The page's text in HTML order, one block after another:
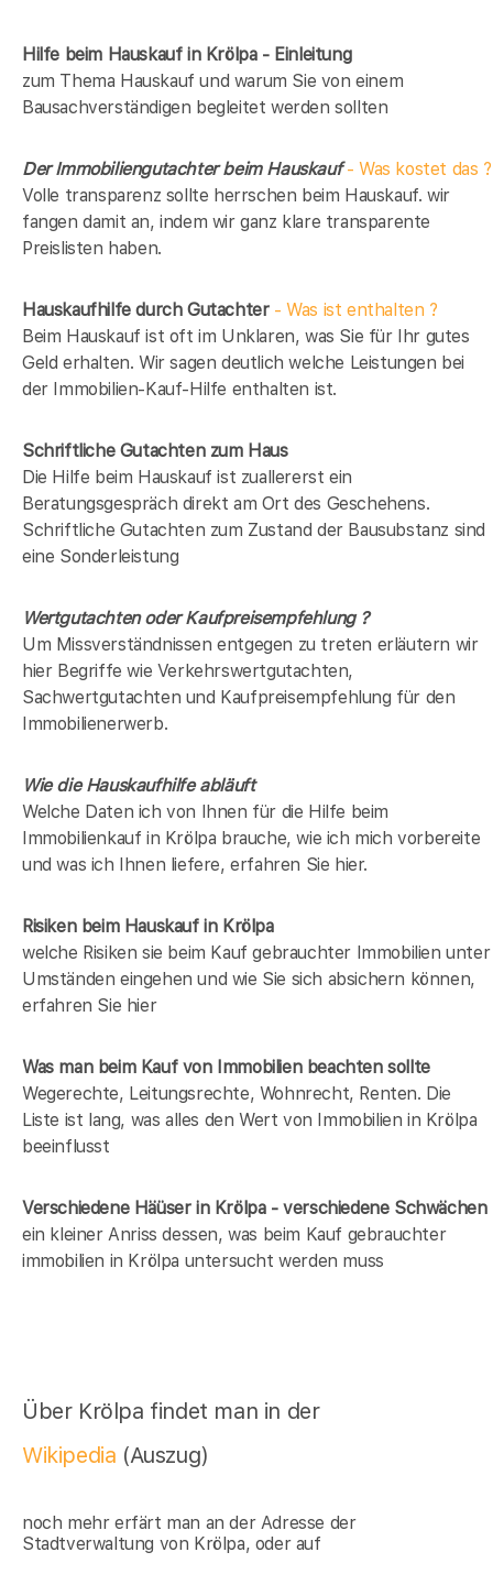
Hilfe beim Hauskauf in Krölpa - Einleitung
zum Thema Hauskauf und warum Sie von einem
Bausachverständigen begleitet werden sollten
Der Immobiliengutachter beim Hauskauf- Was kostet das ?
Volle transparenz sollte herrschen beim Hauskauf. wir
fangen damit an, indem wir ganz klare transparente
Preislisten haben.
Hauskaufhilfe durch Gutachter- Was ist enthalten ?
Beim Hauskauf ist oft im Unklaren, was Sie für Ihr gutes
Geld erhalten. Wir sagen deutlich welche Leistungen bei
der Immobilien-Kauf-Hilfe enthalten ist.
Schriftliche Gutachten zum Haus
Die Hilfe beim Hauskauf ist zuallererst ein
Beratungsgespräch direkt am Ort des Geschehens.
Schriftliche Gutachten zum Zustand der Bausubstanz sind
eine Sonderleistung
Wertgutachten oder Kaufpreisempfehlung ?
Um Missverständnissen entgegen zu treten erläutern wir
hier Begriffe wie Verkehrswertgutachten,
Sachwertgutachten und Kaufpreisempfehlung für den
Immobilienerwerb.
Wie die Hauskaufhilfe abläuft
Welche Daten ich von Ihnen für die Hilfe beim
Immobilienkauf in Krölpa brauche, wie ich mich vorbereite
und was ich Ihnen liefere, erfahren Sie hier.
Risiken beim Hauskaufin Krölpa
welche Risiken sie beim Kauf gebrauchter Immobilien unter
Umständen eingehen und wie Sie sich absichern können,
erfahren Sie hier
Was man beim Kauf von Immobilien beachten sollte
Wegerechte, Leitungsrechte, Wohnrecht, Renten. Die
Liste ist lang, was alles den Wert von Immobilien in Krölpa
beeinflusst
Verschiedene Häüser in Krölpa - verschiedene Schwächen
ein kleiner Anriss dessen, was beim Kauf gebrauchter
immobilien in Krölpa untersucht werden muss
Über Krölpa findet man in der
Wikipedia (Auszug)
noch mehr erfärt man an der Adresse der
Stadtverwaltung von Krölpa, oder auf